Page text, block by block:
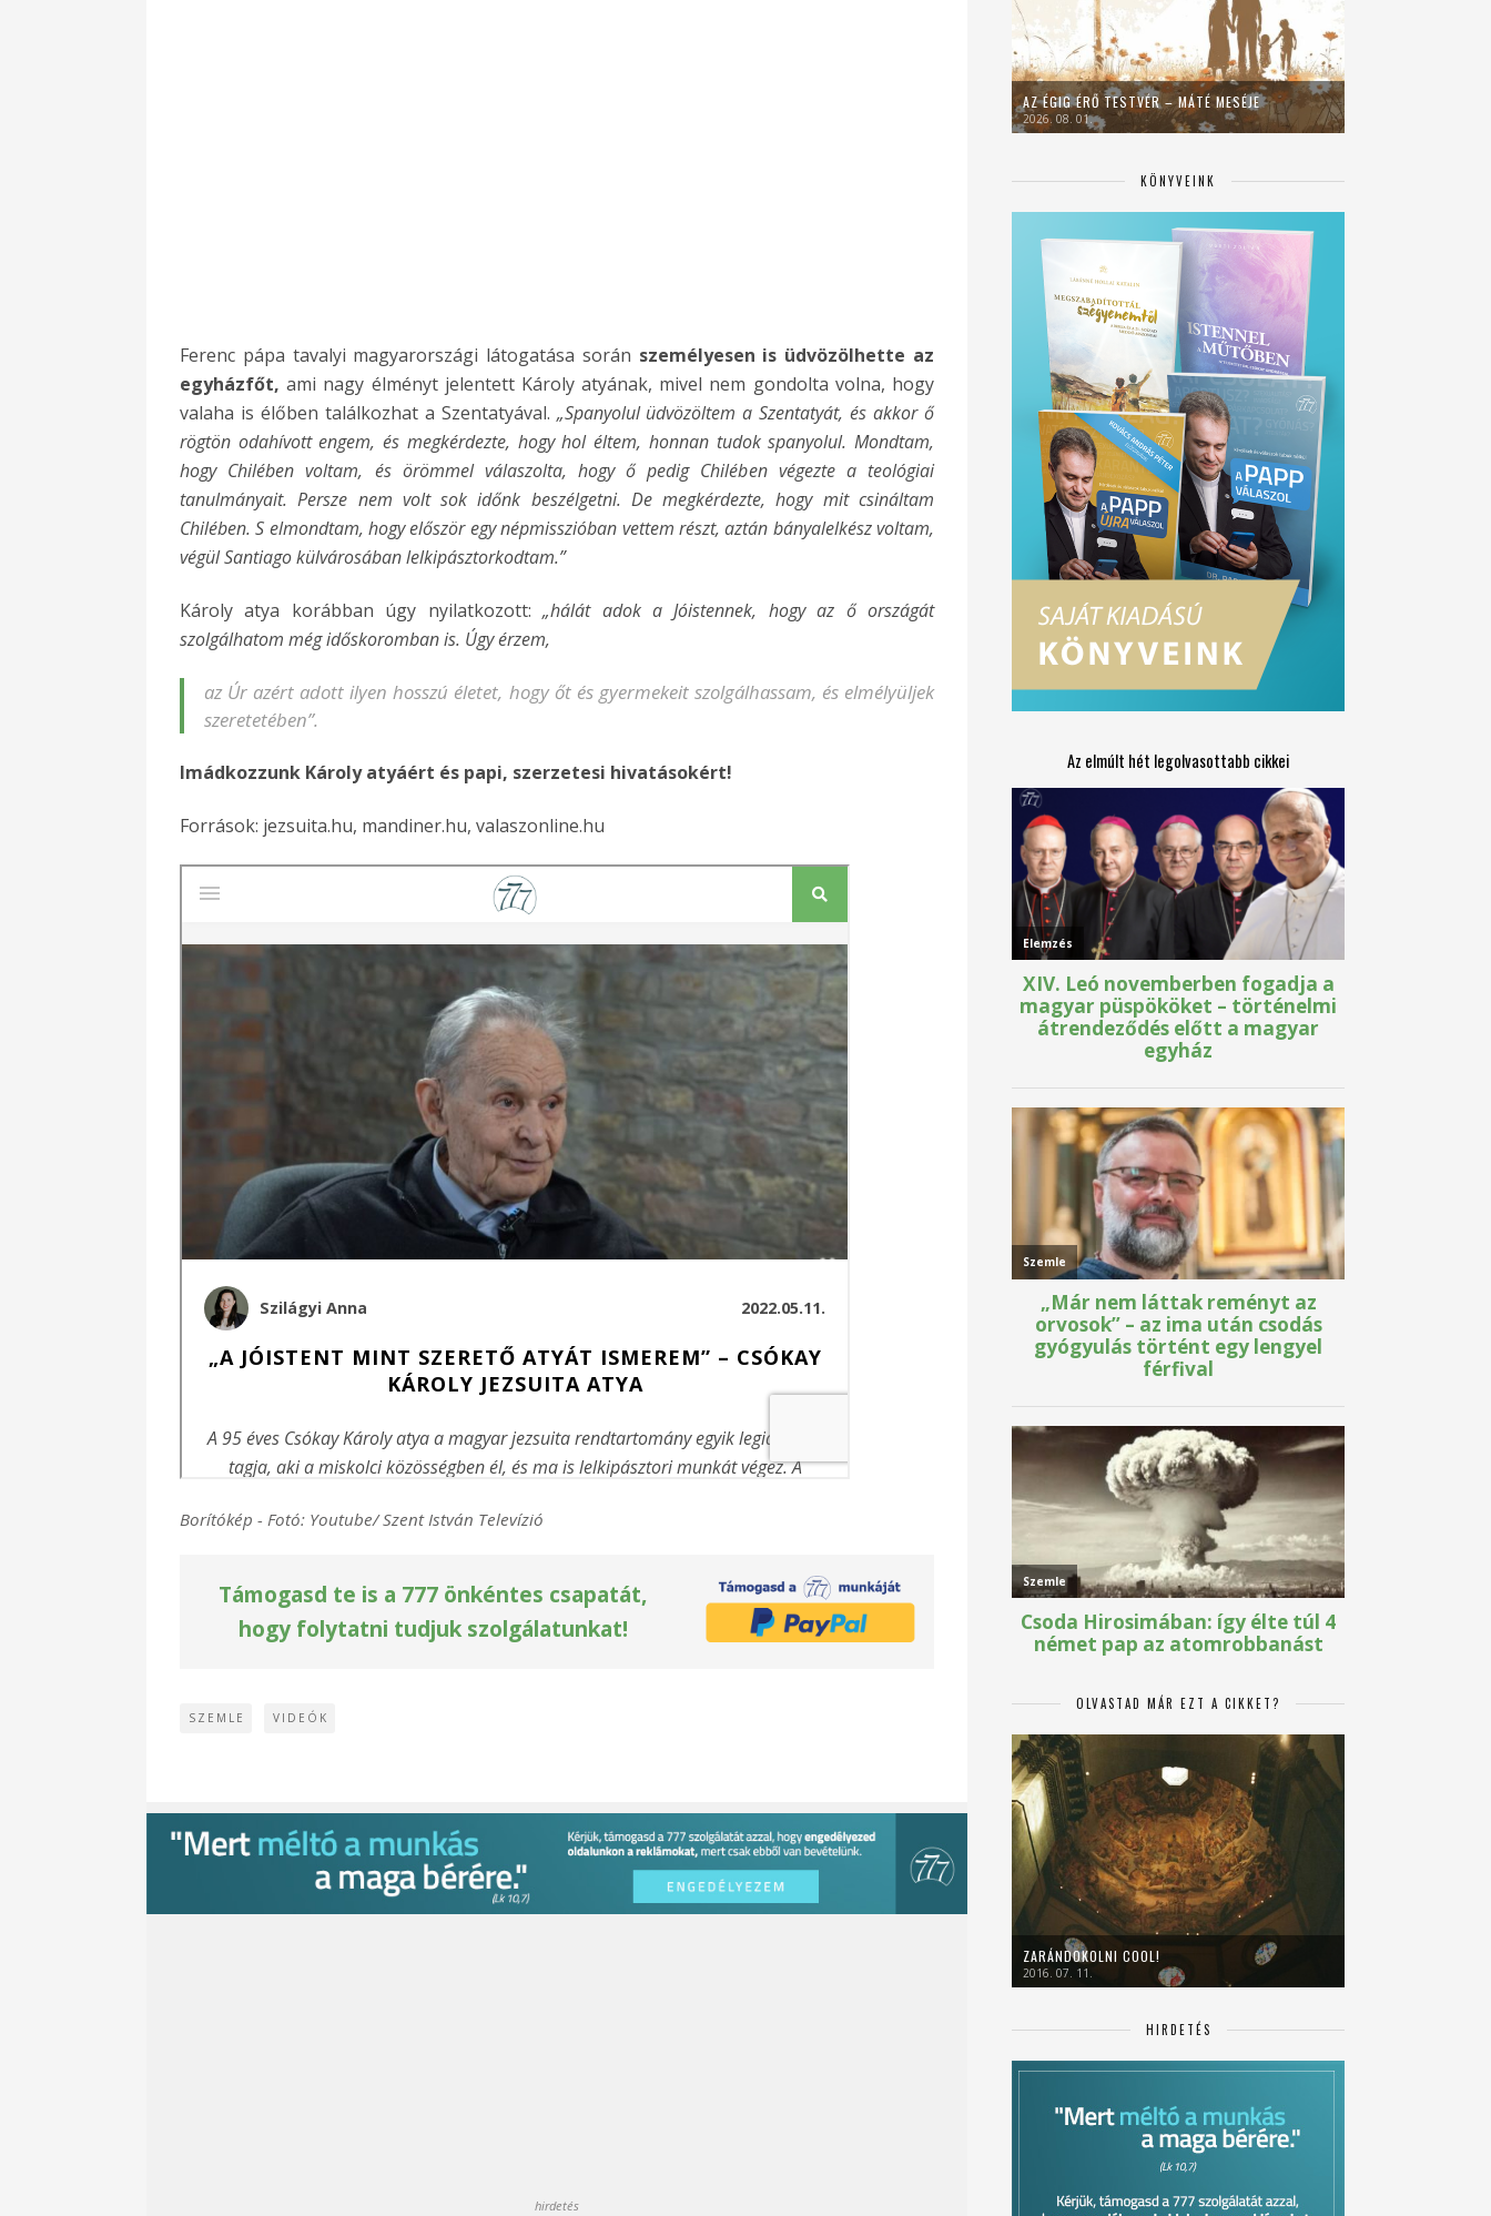
Ferenc pápa tavalyi magyarországi látogatása során személyesen is üdvözölhette az
egyházfőt, ami nagy élményt jelentett Károly atyának, mivel nem gondolta volna, hogy
valaha is élőben találkozhat a Szentatyával. „Spanyolul üdvözöltem a Szentatyát, és akkor ő
rögtön odahívott engem, és megkérdezte, hogy hol éltem, honnan tudok spanyolul. Mondtam,
hogy Chilében voltam, és örömmel válaszolta, hogy ő pedig Chilében végezte a teológiai
tanulmányait. Persze nem volt sok időnk beszélgetni. De megkérdezte, hogy mit csináltam
Chilében. S elmondtam, hogy először egy népmisszióban vettem részt, aztán bányalelkész voltam,
végül Santiago külvárosában lelkipásztorkodtam.”
Károly atya korábban úgy nyilatkozott:„hálát adok a Jóistennek, hogy az ő országát
szolgálhatom még időskoromban is. Úgy érzem,
az Úr azért adott ilyen hosszú életet, hogy őt és gyermekeit szolgálhassam, és elmélyüljek
szeretetében”.
Imádkozzunk Károly atyáért és papi, szerzetesi hivatásokért!
Források: jezsuita.hu, mandiner.hu, valaszonline.hu
Borítókép - Fotó: Youtube/ Szent István Televízió
Támogasd te is a 777 önkéntes csapatát,
hogy folytatni tudjuk szolgálatunkat!
SZEMLE VIDEÓK
hirdetés
AZ ÉGIG ÉRŐ TESTVÉR – MÁTÉ MESÉJE
2026. 08. 01.
KÖNYVEINK
Az elmúlt hét legolvasottabb cikkei
OLVASTAD MÁR EZT A CIKKET?
ZARÁNDOKOLNI COOL!
2016. 07. 11.
HIRDETÉS